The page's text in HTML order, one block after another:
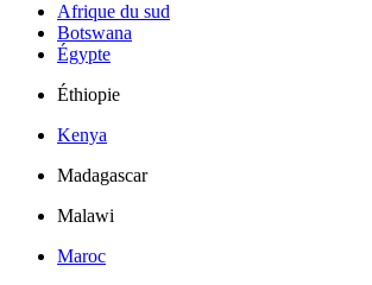
Afrique du sud
Botswana
Égypte
Éthiopie
Kenya
Madagascar
Malawi
Maroc